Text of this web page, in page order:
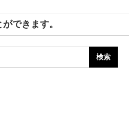
できます。